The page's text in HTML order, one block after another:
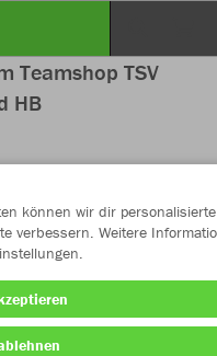
Teamshop TSV
HB
können wir dir personalisierte
verbessern. Weitere